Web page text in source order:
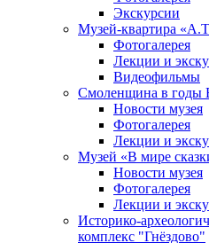
Экскурсии
Музей-квартира
Фотогалерея
Лекции и
Видеофильмы
Смоленщина в годы
Новости музея
Фотогалерея
Лекции и
Музей «В мире
Новости музея
Фотогалерея
Лекции и
Историко-
комплекс "Гнёздово"